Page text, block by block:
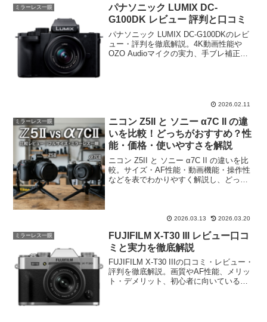
ミラーレス一眼
パナソニック LUMIX DC-
G100DK レビュー 評判と口コミ
パナソニック LUMIX DC-G100DKのレビ
ュー・評判を徹底解説。4K動画性能や
OZO Audioマイクの実力、手ブレ補正や
2026.02.11
ミラーレス一眼
ニコン Z5II と ソニー α7C II の違
いを比較！どっちがおすすめ？性
能・価格・使いやすさを解説
ニコン Z5II と ソニー α7C II の違いを比
較。サイズ・AF性能・動画機能・操作性
などを表でわかりやすく解説し、どっち
2026.03.13 2026.03.20
ミラーレス一眼
FUJIFILM X-T30 III レビュー口コ
ミと実力を徹底解説
FUJIFILM X-T30 IIIの口コミ・レビュー・
評判を徹底解説。画質やAF性能、メリッ
ト・デメリット、初心者に向いているか